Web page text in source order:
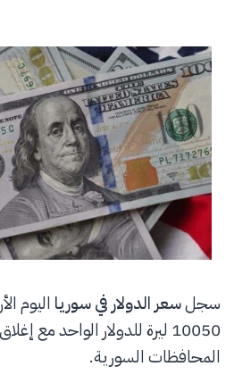
سجلسعر الدولار في سوريا
10050 ليرة للدولار الواحد مع
المحافظات السورية.